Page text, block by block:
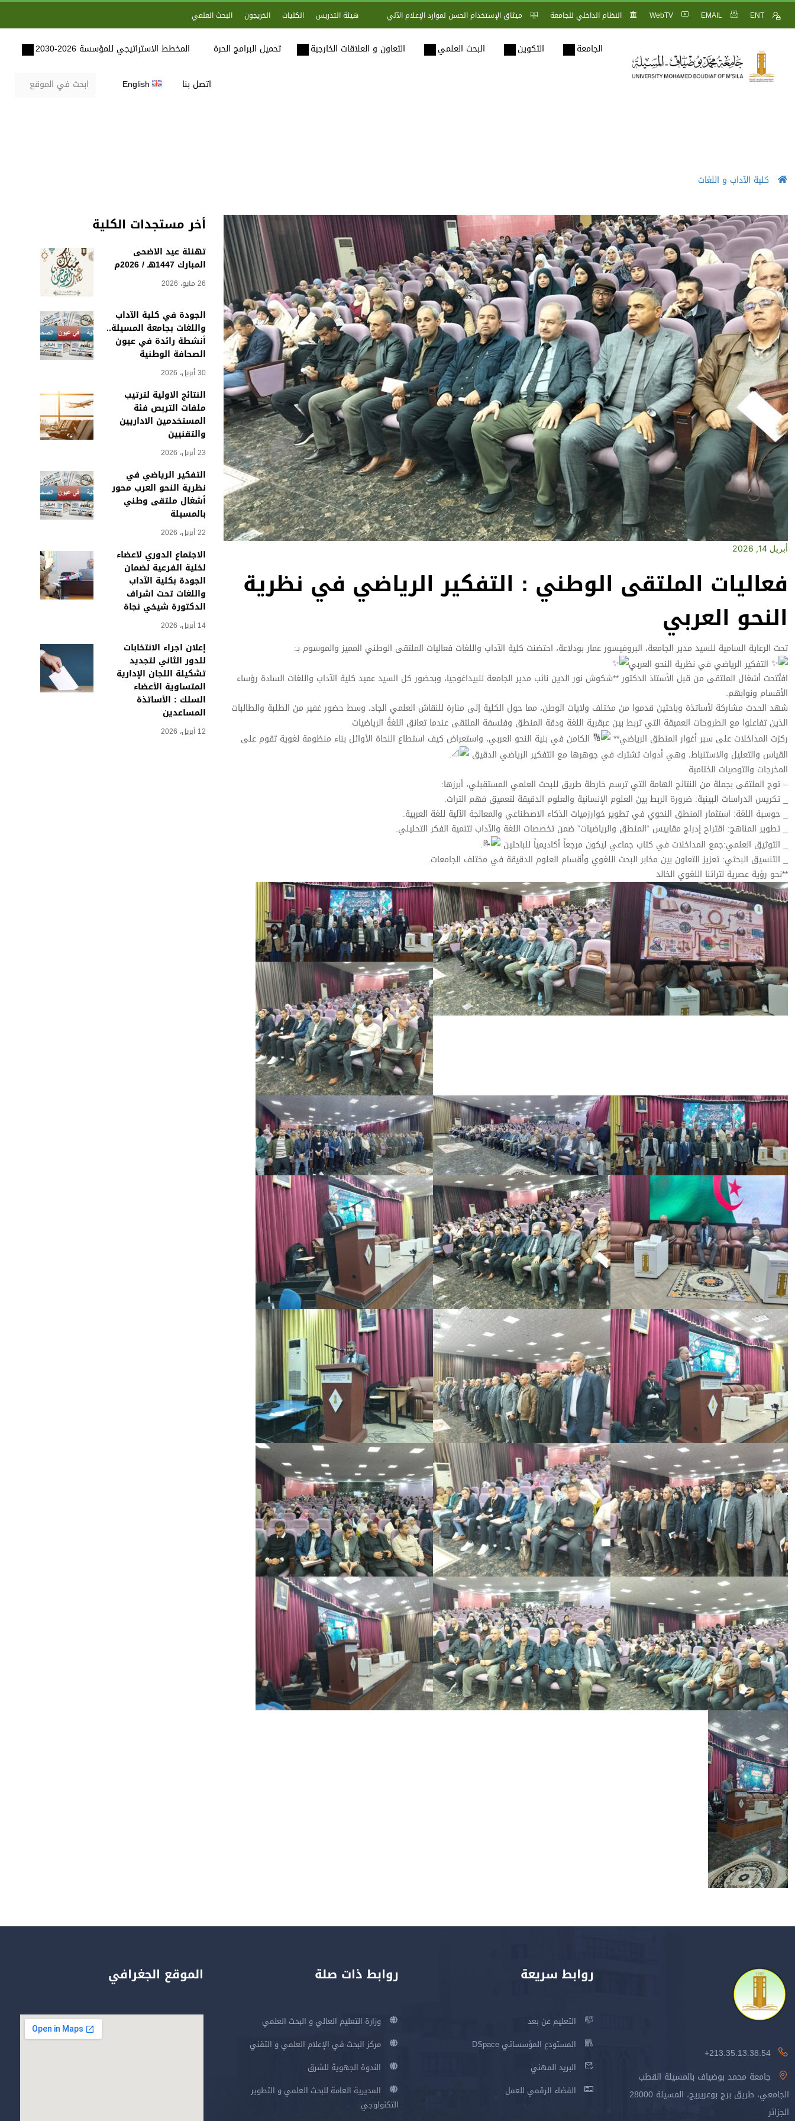
ENT
EMAIL
WebTV النظام الداخلي للجامعة ميثاق الإستخدام الحسن لموارد الإعلام الآلي هيئة التدريس الكليات الخريجون البحث العلمي
الجامعة التكوين البحث العلمي التعاون و العلاقات الخارجية تحميل البرامج الحرة المخطط الاستراتيجي للمؤسسة 2026-2030
اتصل بنا English
كلية الآداب و اللغات
أخر مستجدات الكلية
تهنئة عيد الأضحى
المبارك 1447هـ / 2026م
26 مايو، 2026
الجودة في كلية الآداب
واللغات بجامعة المسيلة..
أنشطة رائدة في عيون
الصحافة الوطنية
30 أبريل، 2026
النتائج الاولية لترتيب
ملفات التربص فئة
المستخدمين الاداريين
والتقنيين
23 أبريل، 2026
التفكير الرياضي في
نظرية النحو العرب محور
أشغال ملتقى وطني
بالمسيلة
22 أبريل، 2026
الاجتماع الدوري لأعضاء
لخلية الفرعية لضمان
الجودة بكلية الآداب
واللغات تحت اشراف
الدكتورة شيخي نجاة
14 أبريل، 2026
إعلان اجراء الانتخابات
للدور الثاني لتجديد
تشكيلة اللجان الإدارية
المتساوية الأعضاء
السلك : الأساتذة
المساعدين
12 أبريل، 2026
أبريل 14, 2026
فعاليات الملتقى الوطني : التفكير الرياضي في نظرية
النحو العربي
تحت الرعاية السامية للسيد مدير الجامعة، البروفيسور عمار بودلاعة، احتضنت كلية الآداب واللغات فعاليات الملتقى الوطني المميز والموسوم بـ:
التفكير الرياضي في نظرية النحو العربي
افتُتحت أشغال الملتقى من قبل الأستاذ الدكتور **شكوش نور الدين نائب مدير الجامعة للبيداغوجيا، وبحضور كل السيد عميد كلية الآداب واللغات السادة رؤساء
الأقسام ونوابهم.
شهد الحدث مشاركة لأساتذة وباحثين قدموا من مختلف ولايات الوطن، مما حول الكلية إلى منارة للنقاش العلمي الجاد، وسط حضور غفير من الطلبة والطالبات
الذين تفاعلوا مع الطروحات العميقة التي تربط بين عبقرية اللغة ودقة المنطق وفلسفة الملتقى عندما تعانق اللغةُ الرياضيات
ركزت المداخلات على سبر أغوار المنطق الرياضي**
الكامن في بنية النحو العربي، واستعراض كيف استطاع النحاة الأوائل بناء منظومة لغوية تقوم على
القياس والتعليل والاستنباط، وهي أدوات تشترك في جوهرها مع التفكير الرياضي الدقيق
.
المخرجات والتوصيات الختامية
– توج الملتقى بجملة من النتائج الهامة التي ترسم خارطة طريق للبحث العلمي المستقبلي، أبرزها:
_ تكريس الدراسات البينية: ضرورة الربط بين العلوم الإنسانية والعلوم الدقيقة لتعميق فهم التراث.
_ حوسبة اللغة: استثمار المنطق النحوي في تطوير خوارزميات الذكاء الاصطناعي والمعالجة الآلية للغة العربية.
_ تطوير المناهج: اقتراح إدراج مقاييس “المنطق والرياضيات” ضمن تخصصات اللغة والآداب لتنمية الفكر التحليلي.
_ التوثيق العلمي:جمع المداخلات في كتاب جماعي ليكون مرجعاً أكاديمياً للباحثين
.
_ التنسيق البحثي: تعزيز التعاون بين مخابر البحث اللغوي وأقسام العلوم الدقيقة في مختلف الجامعات.
**نحو رؤية عصرية لتراثنا اللغوي الخالد
213.35.13.38.54+
جامعة محمد بوضياف بالمسيلة القطب
الجامعي، طريق برج بوعريريج، المسيلة 28000
الجزائر
روابط سريعة
التعليم عن بعد
المستودع المؤسساتي DSpace
البريد المهني
الفضاء الرقمي للعمل
روابط ذات صلة
وزارة التعليم العالي و البحث العلمي
مركز البحث في الإعلام العلمي و التقني
الندوة الجهوية للشرق
المديرية العامة للبحث العلمي و التطوير
التكنولوجي
الموقع الجغرافي